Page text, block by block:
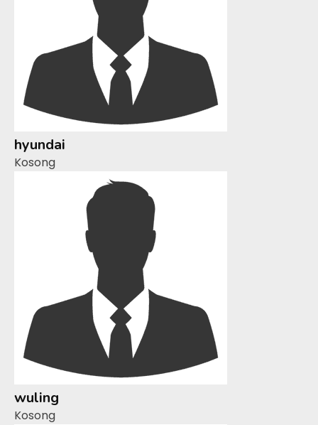
hyundai
Kosong
wuling
Kosong